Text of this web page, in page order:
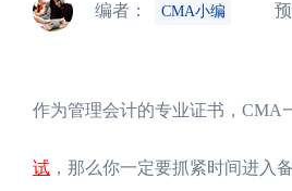
编者： CMA小编
作为管理会计的专业证书，CMA
试 ，那么你一定要抓紧时间进入